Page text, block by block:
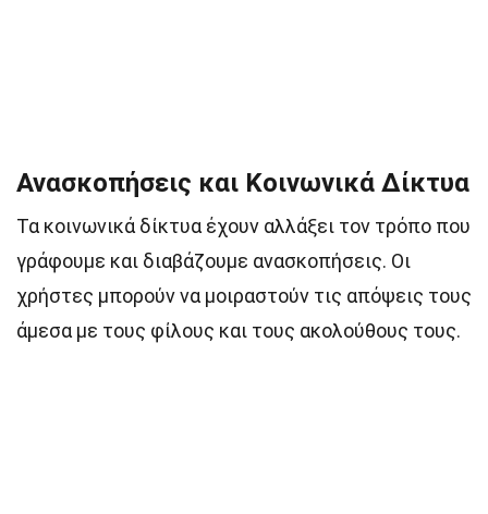
Ανασκοπήσεις και Κοινωνικά Δίκτυα
Τα κοινωνικά δίκτυα έχουν αλλάξει τον τρόπο που
γράφουμε και διαβάζουμε ανασκοπήσεις. Οι
χρήστες μπορούν να μοιραστούν τις απόψεις τους
άμεσα με τους φίλους και τους ακολούθους τους.